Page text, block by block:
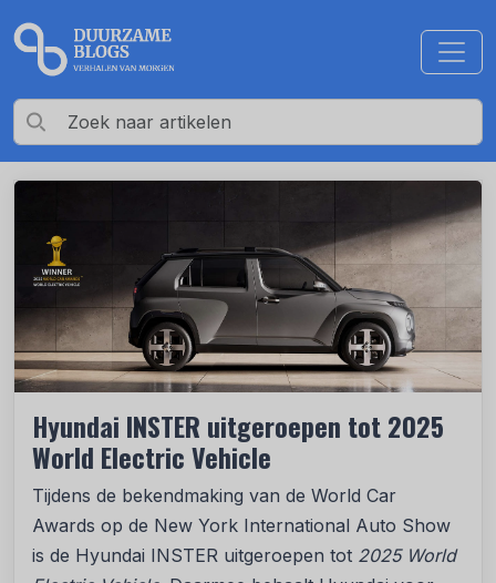
Hyundai INSTER uitgeroepen tot 2025
World Electric Vehicle
Tijdens de bekendmaking van de World Car
Awards op de New York International Auto Show
is de Hyundai INSTER uitgeroepen tot 2025 World